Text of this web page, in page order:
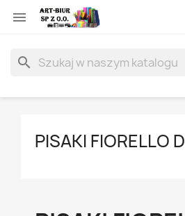

search
PISAKI FIORELLO